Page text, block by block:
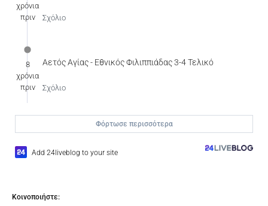
χρόνια
πριν
Σχόλιο
8
χρόνια
πριν
Αετός Αγίας - Εθνικός Φιλιππιάδας 3-4 Τελικό
Σχόλιο
Φόρτωσε περισσότερα
Add 24liveblog to your site
Κοινοποιήστε: